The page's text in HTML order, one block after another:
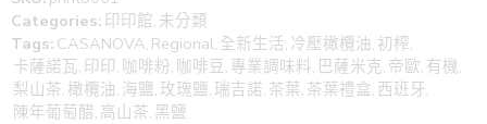
Categories: 印印館, 未分類
Tags: CASANOVA, Regional, 全新生活, 冷壓橄欖油, 初榨,
卡薩諾瓦, 印印, 咖啡粉, 咖啡豆, 專業調味料, 巴薩米克, 帝歐, 有機,
梨山茶, 橄欖油, 海鹽, 玫瑰鹽, 瑞吉諾, 茶葉, 茶葉禮盒, 西班牙,
陳年葡萄醋, 高山茶, 黑鹽